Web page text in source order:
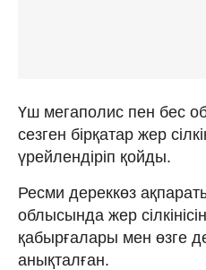
Үш мегаполис пен бес
сезген бірқатар жер
үрейлендіріп қойды.
Ресми дереккөз
облысында жер
қабырғалары мен өзге
анықталған.